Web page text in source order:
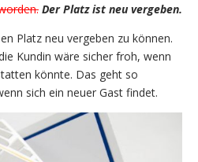
Der Platz ist neu vergeben.
Platz neu vergeben zu können.
Kundin wäre sicher froh, wenn
könnte. Das geht so
sich ein neuer Gast findet.